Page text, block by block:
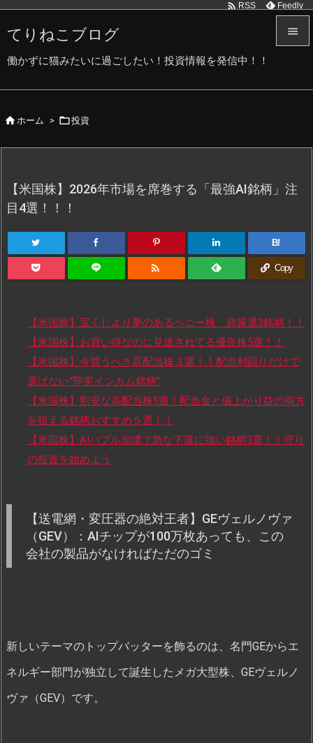
てりねこブログ
働かずに猫みたいに過ごしたい！投資情報を発信中！！

前へ
次へ
 RSS Feedly
ホーム > 投資
【米国株】2026年市場を席巻する「最強AI銘柄」注
目4選！！！
B!
 Copy
【米国株】宝くじより夢のあるペニー株 超厳選3銘柄！！
【米国株】お買い得なのに見逃されてる優良株5選！！
【米国株】今買うべき高配当株３選！！配当利回りだけで
選ばない“堅実インカム銘柄”
【米国株】割安な高配当株5選！配当金と値上がり益の両方
を狙える銘柄おすすめ５選！！
【米国株】AIバブル崩壊？急な下落に強い銘柄3選！！守り
の投資を始めよう
【送電網・変圧器の絶対王者】GEヴェルノヴァ
（GEV）：AIチップが100万枚あっても、この
会社の製品がなければただのゴミ
新しいテーマのトップバッターを飾るのは、名門GEからエ
ネルギー部門が独立して誕生したメガ大型株、GEヴェルノ
ヴァ（GEV）です。